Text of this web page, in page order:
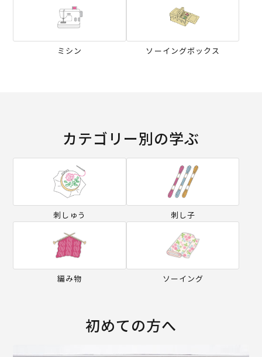
ミシン ソーイングボックス
カテゴリー別の学ぶ
刺しゅう 刺し子
編み物 ソーイング
初めての方へ